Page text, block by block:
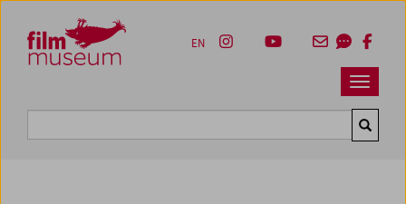
Zum Inhalt
Zum Hauptmenü
Zur Servicenavigation
Zum Suche
Navbar
EN